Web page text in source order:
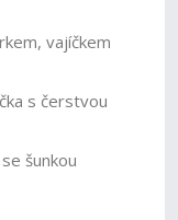
vajíčkem
s čerstvou
šunkou